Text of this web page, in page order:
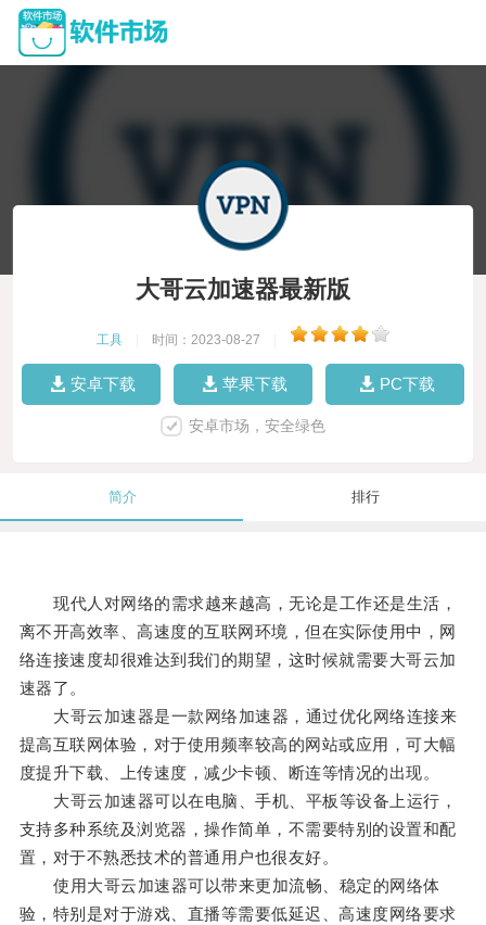
大哥云加速器最新版
工具 时间：2023-08-27
安卓下载 苹果下载 PC下载
安卓市场，安全绿色
简介 排行
现代人对网络的需求越来越高，无论是工作还是生活，
离不开高效率、高速度的互联网环境，但在实际使用中，网
络连接速度却很难达到我们的期望，这时候就需要大哥云加
速器了。
大哥云加速器是一款网络加速器，通过优化网络连接来
提高互联网体验，对于使用频率较高的网站或应用，可大幅
度提升下载、上传速度，减少卡顿、断连等情况的出现。
大哥云加速器可以在电脑、手机、平板等设备上运行，
支持多种系统及浏览器，操作简单，不需要特别的设置和配
置，对于不熟悉技术的普通用户也很友好。
使用大哥云加速器可以带来更加流畅、稳定的网络体
验，特别是对于游戏、直播等需要低延迟、高速度网络要求